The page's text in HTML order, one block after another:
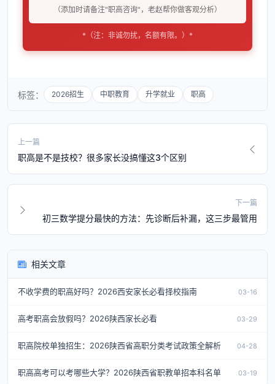
（添加时请备注"职高咨询"，老赵帮你做客观分析）
*（注：非诚勿扰，名额有限。）*
标签： 2026招生 中职教育 升学就业 职高
上一篇
职高是不是技校？很多家长没搞懂这3个区别
下一篇
初三数学提分最快的方法：先诊断后补漏，这三步最管用
相关文章
不收学费的职高好吗？2026西安家长必看择校指南 03-16
高考职高会放假吗？2026陕西家长必看 03-29
职高院校单独招生：2026陕西省高职分类考试政策全解析 04-28
职高高考可以考哪些大学？2026陕西省职教单招本科名单 03-19